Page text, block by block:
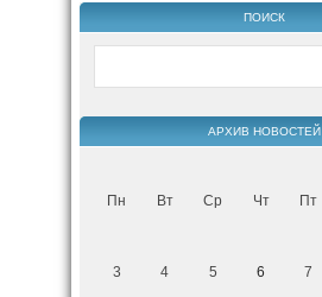
ПОИСК
АРХИВ НОВОСТЕЙ
Пн Вт Ср Чт Пт
3 4 5 6 7